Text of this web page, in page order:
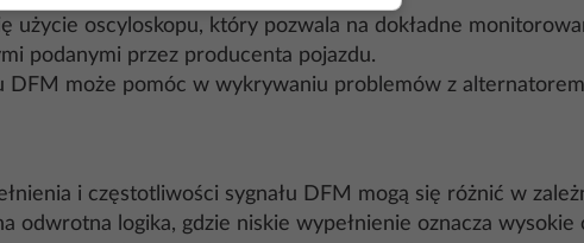
użycie oscyloskopu, który pozwala na dokładne
podanymi przez producenta pojazdu.
DFM może pomóc w wykrywaniu problemów z
i częstotliwości sygnału DFM mogą się różnić w
logika, gdzie niskie wypełnienie oznacza wysokie